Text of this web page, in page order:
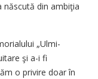
din ambiţia
„Ulmi-
şi a-i fi
o privire doar în